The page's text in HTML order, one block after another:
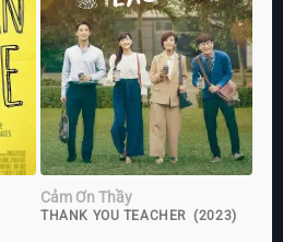
Cảm Ơn Thầy
THANK YOU TEACHER (2023)